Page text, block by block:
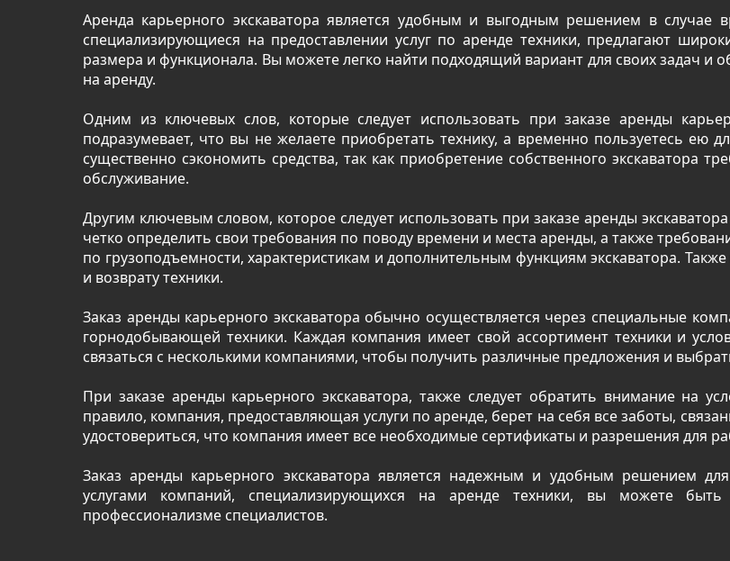
Аренда карьерного экскаватора является удобным и выгодным решением в случае
специализирующиеся на предоставлении услуг по аренде техники, предлагают
размера и функционала. Вы можете легко найти подходящий вариант для своих задач и
на аренду.
Одним из ключевых слов, которые следует использовать при заказе аренды
подразумевает, что вы не желаете приобретать технику, а временно пользуетесь ею
существенно сэкономить средства, так как приобретение собственного экскаватора
обслуживание.
Другим ключевым словом, которое следует использовать при заказе аренды
четко определить свои требования по поводу времени и места аренды, а также
по грузоподъемности, характеристикам и дополнительным функциям экскаватора.
и возврату техники.
Заказ аренды карьерного экскаватора обычно осуществляется через специальные
горнодобывающей техники. Каждая компания имеет свой ассортимент техники и
связаться с несколькими компаниями, чтобы получить различные предложения и
При заказе аренды карьерного экскаватора, также следует обратить внимание на
правило, компания, предоставляющая услуги по аренде, берет на себя все заботы,
удостовериться, что компания имеет все необходимые сертификаты и разрешения для
Заказ аренды карьерного экскаватора является надежным и удобным решением
услугами компаний, специализирующихся на аренде техники, вы можете
профессионализме специалистов.